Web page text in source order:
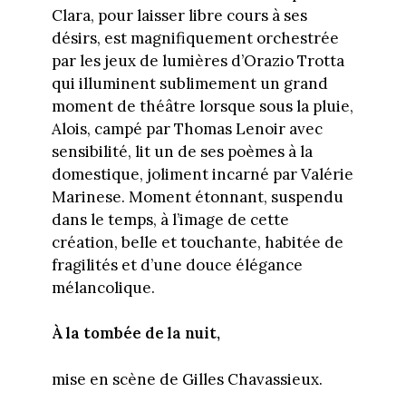
Clara, pour laisser libre cours à ses
désirs, est magnifiquement orchestrée
par les jeux de lumières d’Orazio Trotta
qui illuminent sublimement un grand
moment de théâtre lorsque sous la pluie,
Alois, campé par Thomas Lenoir avec
sensibilité, lit un de ses poèmes à la
domestique, joliment incarné par Valérie
Marinese. Moment étonnant, suspendu
dans le temps, à l’image de cette
création, belle et touchante, habitée de
fragilités et d’une douce élégance
mélancolique.
À la tombée de la nuit,
mise en scène de Gilles Chavassieux.